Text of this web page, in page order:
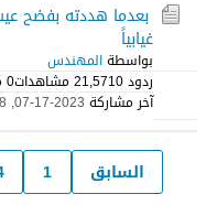
بعدما هددته بفضح
غيابياً
بواسطةالمهندس
ردود 0 21,571 مشاهدات
0 معجبون
آخر مشاركة 07-17-2023, 12:48 PM
السابق 1